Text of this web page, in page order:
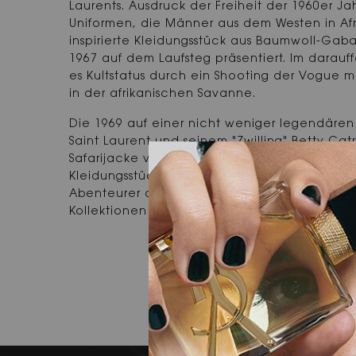
Laurents. Ausdruck der Freiheit der 1960er
Uniformen, die Männer aus dem Westen in
inspirierte Kleidungsstück aus Baumwoll-
1967 auf dem Laufsteg präsentiert. Im
es Kultstatus durch ein Shooting der Vogue
in der afrikanischen Savanne.
Die 1969 auf einer nicht weniger legendären
Saint Laurent und seinem "Zwilling" Betty
Safarijacke verkörpert den Stil des
Kleidungsstück mit der sinnlichen
Abenteurer angepassten Version zum
Kollektionen des Hauses.
YVES